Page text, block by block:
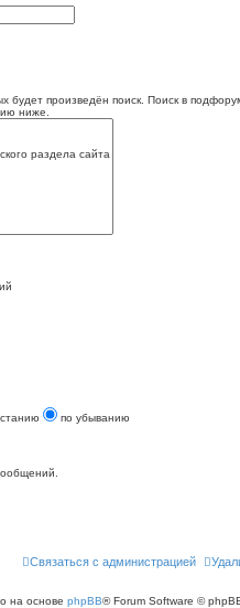
произведён поиск. Поиск в
ниже.
по убыванию
Связаться с администрацией
на основе phpBB® Forum Software ©